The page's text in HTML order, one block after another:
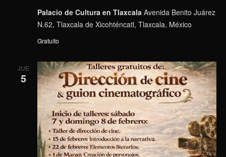
Palacio de Cultura en Tlaxcala Avenida Benito Juárez
N.62, Tlaxcala de Xicohténcatl, Tlaxcala, México
Gratuito
JUE
5